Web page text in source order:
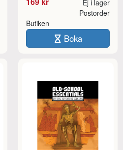
Ej i lager
Butiken
Postorder
Boka